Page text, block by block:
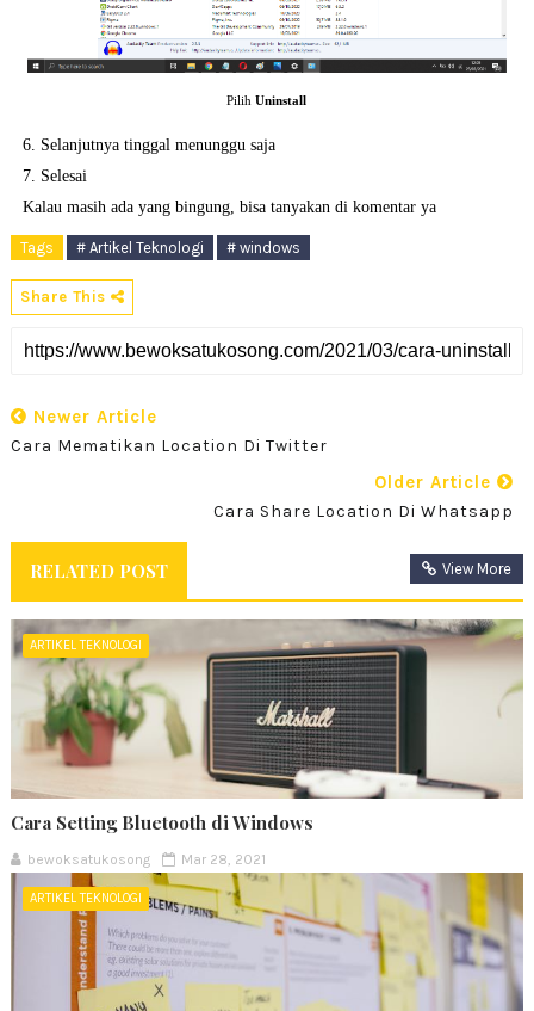
PilihUninstall
6. Selanjutnya tinggal menunggu saja
7. Selesai
Kalau masih ada yang bingung, bisa tanyakan di komentar ya
Tags # Artikel Teknologi # windows
Share This
Newer Article
Cara Mematikan Location Di Twitter
Older Article
Cara Share Location Di Whatsapp
RELATED POST View More
ARTIKEL TEKNOLOGI
Cara Setting Bluetooth di Windows
bewoksatukosong Mar 28, 2021
ARTIKEL TEKNOLOGI